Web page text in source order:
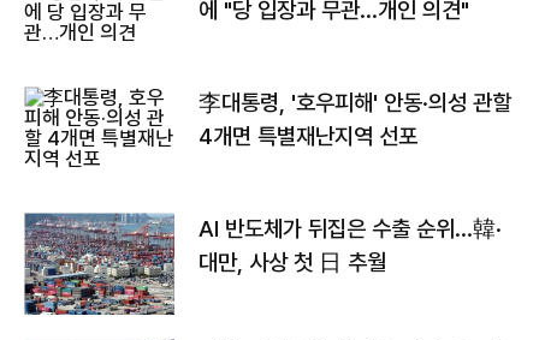
에 "당 입장과 무관…개인 의견"
李대통령, '호우피해' 안동·의성 관할
4개면 특별재난지역 선포
AI 반도체가 뒤집은 수출 순위…韓·
대만, 사상 첫 日 추월